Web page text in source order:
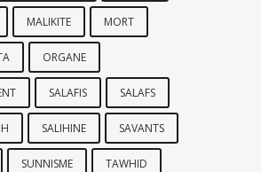
MALIKITE MORT
ORGANE
SALAFIS SALAFS
SALIHINE SAVANTS
SUNNISME TAWHID